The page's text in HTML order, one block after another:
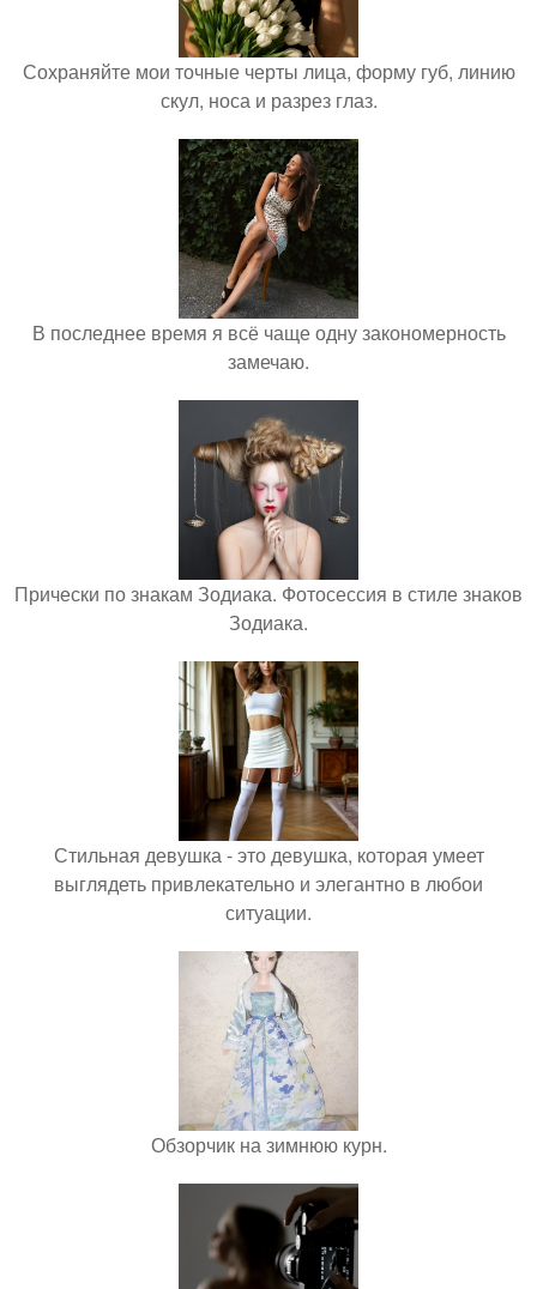
Сохраняйте мои точные черты лица, форму губ, линию
скул, носа и разрез глаз.
В последнее время я всё чаще одну закономерность
замечаю.
Прически по знакам Зодиака. Фотосессия в стиле знаков
Зодиака.
Стильная девушка - это девушка, которая умеет
выглядеть привлекательно и элегантно в любои
ситуации.
Обзорчик на зимнюю курн.